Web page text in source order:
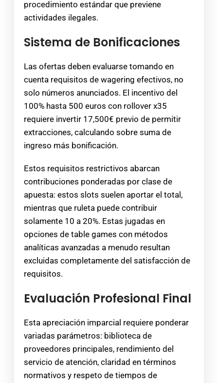
procedimiento estándar que previene
actividades ilegales.
Sistema de Bonificaciones
Las ofertas deben evaluarse tomando en
cuenta requisitos de wagering efectivos, no
solo números anunciados. El incentivo del
100% hasta 500 euros con rollover x35
requiere invertir 17,500€ previo de permitir
extracciones, calculando sobre suma de
ingreso más bonificación.
Estos requisitos restrictivos abarcan
contribuciones ponderadas por clase de
apuesta: estos slots suelen aportar el total,
mientras que ruleta puede contribuir
solamente 10 a 20%. Estas jugadas en
opciones de table games con métodos
analíticas avanzadas a menudo resultan
excluidas completamente del satisfacción de
requisitos.
Evaluación Profesional Final
Esta apreciación imparcial requiere ponderar
variadas parámetros: biblioteca de
proveedores principales, rendimiento del
servicio de atención, claridad en términos
normativos y respeto de tiempos de